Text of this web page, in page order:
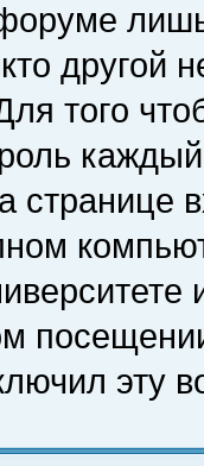
другой
того
эту